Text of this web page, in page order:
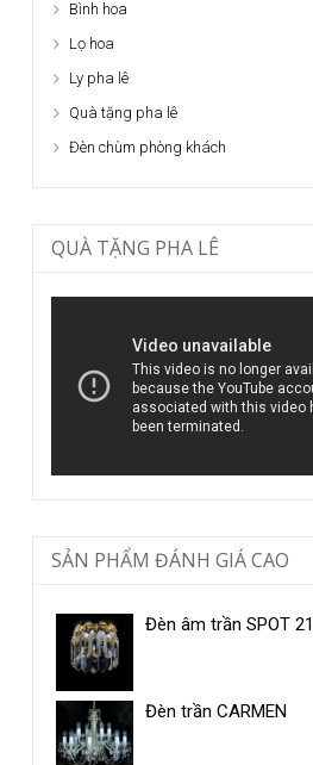
Bình hoa
Lọ hoa
Ly pha lê
Quà tặng pha lê
Đèn chùm phòng khách
QUÀ TẶNG PHA LÊ
SẢN PHẨM ĐÁNH GIÁ CAO
Đèn âm trần SPOT
Đèn trần CARMEN